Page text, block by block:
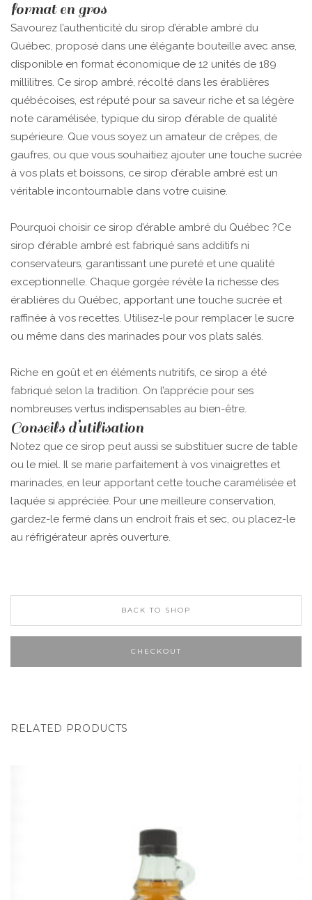
format en gros
Savourez l’authenticité du sirop d’érable ambré du
Québec, proposé dans une élégante bouteille avec anse,
disponible en format économique de 12 unités de 189
millilitres. Ce sirop ambré, récolté dans les érablières
québécoises, est réputé pour sa saveur riche et sa légère
note caramélisée, typique du sirop d’érable de qualité
supérieure. Que vous soyez un amateur de crêpes, de
gaufres, ou que vous souhaitiez ajouter une touche sucrée
à vos plats et boissons, ce sirop d’érable ambré est un
véritable incontournable dans votre cuisine.
Pourquoi choisir ce sirop d’érable ambré du Québec ?Ce
sirop d’érable ambré est fabriqué sans additifs ni
conservateurs, garantissant une pureté et une qualité
exceptionnelle. Chaque gorgée révèle la richesse des
érablières du Québec, apportant une touche sucrée et
raffinée à vos recettes. Utilisez-le pour remplacer le sucre
ou même dans des marinades pour vos plats salés.
Riche en goût et en éléments nutritifs, ce sirop a été
fabriqué selon la tradition. On l’apprécie pour ses
nombreuses vertus indispensables au bien-être.
Conseils d’utilisation
Notez que ce sirop peut aussi se substituer sucre de table
ou le miel. Il se marie parfaitement à vos vinaigrettes et
marinades, en leur apportant cette touche caramélisée et
laquée si appréciée. Pour une meilleure conservation,
gardez-le fermé dans un endroit frais et sec, ou placez-le
au réfrigérateur après ouverture.
BACK TO SHOP
CHECKOUT
RELATED PRODUCTS